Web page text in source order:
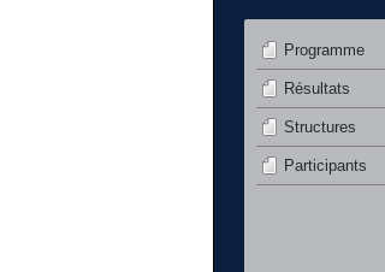
Programme
Résultats
Structures
Participants